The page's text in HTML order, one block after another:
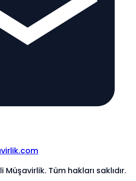
Müşavirlik. Tüm hakları saklıdır.